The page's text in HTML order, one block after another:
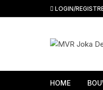
naar
LOGIN/
HOME